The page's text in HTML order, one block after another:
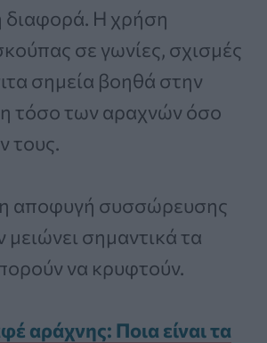
διαφορά. Η χρήση
σε γωνίες, σχισμές
σημεία βοηθά στην
τόσο των αραχνών όσο
τους.
αποφυγή συσσώρευσης
μειώνει σημαντικά τα
να κρυφτούν.
αράχνης: Ποια είναι τα